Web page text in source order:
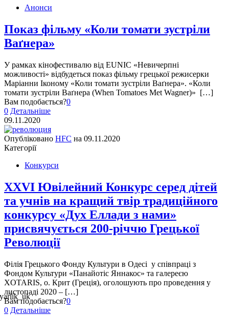
Анонси
Показ фільму «Коли томати зустріли
Ваґнера»
У рамках кінофестивалю від EUNIC «Невичерпні
можливості» відбудеться показ фільму грецької режисерки
Маріанни Іконому «Коли томати зустріли Ваґнера». «Коли
томати зустріли Ваґнера (When Tomatoes Met Wagner)» […]
Вам подобається?0
0 Детальніше
09.11.2020
Опубліковано HFC на 09.11.2020
Категорії
Конкурси
XXVІ Ювілейний Конкурс серед дітей
та учнів на кращий твір традиційного
конкурсу «Дух Еллади з нами»
присвячується 200-річчю Грецької
Революції
Філія Грецького Фонду Культури в Одесі у співпраці з
Фондом Культури «Панайотіс Яннакос» та галереєю
XOTARIS, о. Крит (Греція), оголошують про проведення у
листопаді 2020 – […]
Вам подобається?0
0 Детальніше